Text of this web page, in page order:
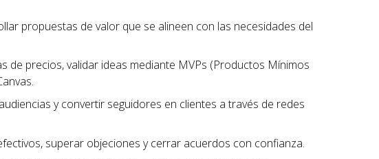
propuestas de valor que se alineen con las necesidades del
precios, validar ideas mediante MVPs (Productos Mínimos
y convertir seguidores en clientes a través de redes
superar objeciones y cerrar acuerdos con confianza.